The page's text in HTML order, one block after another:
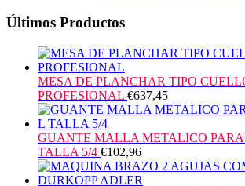
Últimos Productos
MESA DE PLANCHAR TIPO
PROFESIONAL €637,45
GUANTE MALLA METALICO PARA
TALLA 5/4 €102,96